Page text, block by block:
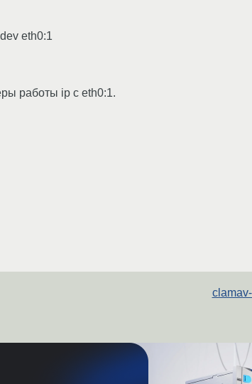
eth0:1
работы ip с eth0:1.